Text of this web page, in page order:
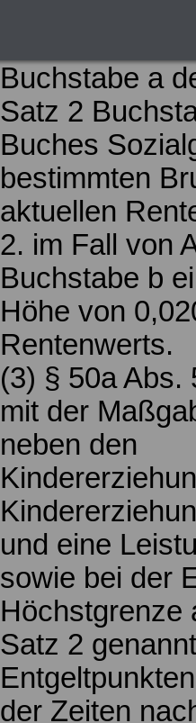
Buchstabe a
Satz 2
Buches
bestimmten
aktuellen
2. im Fall von
Buchstabe b
Höhe von
Rentenwerts.
(3) § 50a Abs.
mit der
neben den
und eine
sowie bei der
Höchstgrenze
Satz 2
der Zeiten